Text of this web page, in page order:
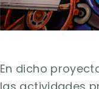
En dicho
las actividades